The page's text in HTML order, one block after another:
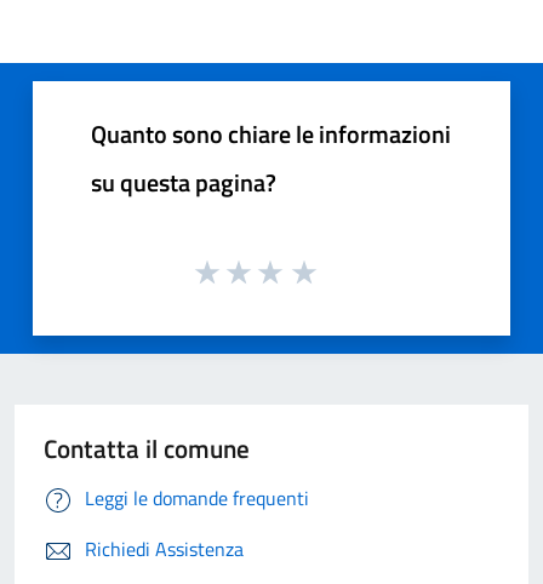
Quanto sono chiare le informazioni
su questa pagina?
Contatta il comune
Leggi le domande frequenti
Richiedi Assistenza